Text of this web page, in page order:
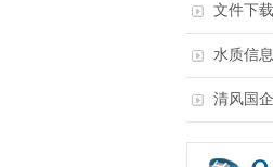
文件下载
水质信息
清风国企